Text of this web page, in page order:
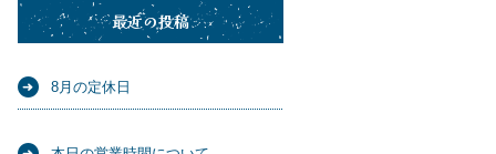
最近の投稿
8月の定休日